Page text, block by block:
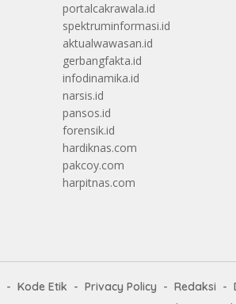
portalcakrawala.id
spektruminformasi.id
aktualwawasan.id
gerbangfakta.id
infodinamika.id
narsis.id
pansos.id
forensik.id
hardiknas.com
pakcoy.com
harpitnas.com
Kode Etik Privacy Policy Redaksi